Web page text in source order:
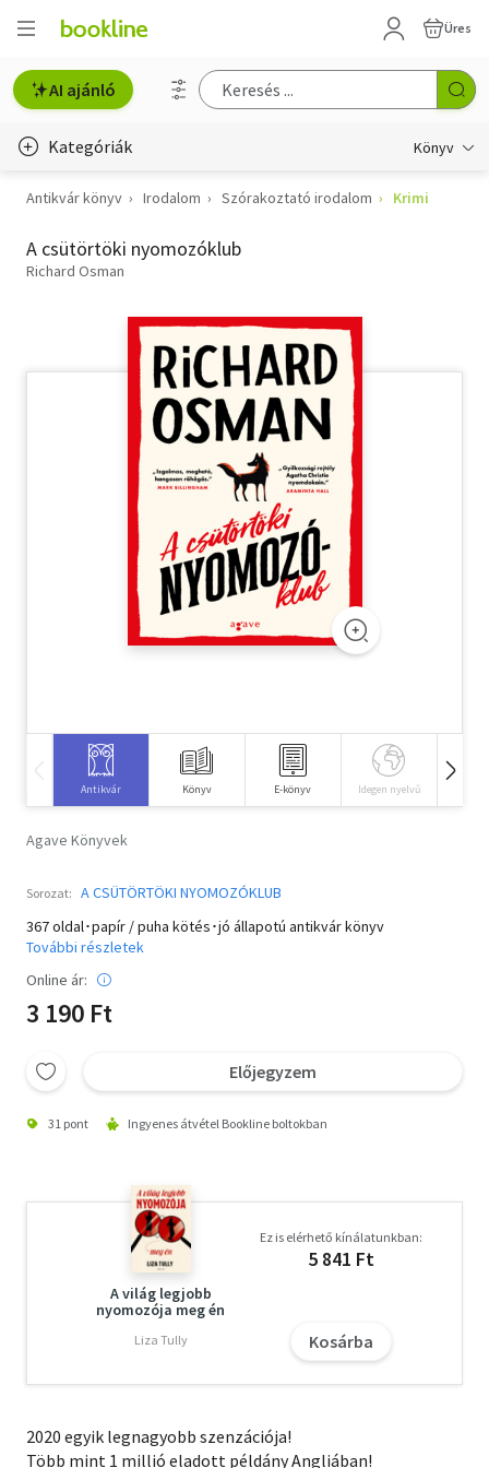
Üres
AI ajánló
Kategóriák Könyv
Életmód, egészség
Erotika
Hobbi, szabadidő
Szótár, nyelvkönyv
Tankönyv, segédkönyv
Társadalomtudomány
Antikvár könyv Irodalom Szórakoztató irodalom Krimi
A csütörtöki nyomozóklub
Richard Osman
Antikvár Könyv E-könyv Idegen nyelvű
Agave Könyvek
Sorozat: A CSÜTÖRTÖKI NYOMOZÓKLUB
367 oldal･papír / puha kötés･jó állapotú antikvár könyv
További részletek
Online ár:
3 190 Ft
Előjegyzem
31 pont Ingyenes átvétel Bookline boltokban
A világ legjobb
nyomozója meg én
Liza Tully
Ez is elérhető kínálatunkban:
5 841 Ft
Kosárba
2020 egyik legnagyobb szenzációja!
Több mint 1 millió eladott példány Angliában!